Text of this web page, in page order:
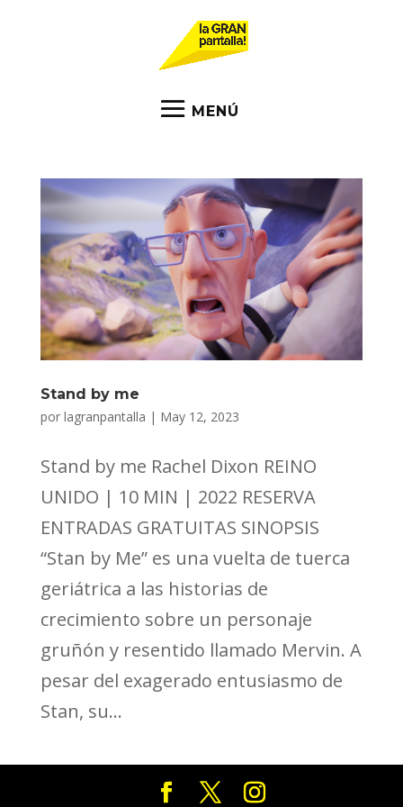
Stand by me
por lagranpantalla | May 12, 2023
Stand by me Rachel Dixon REINO
UNIDO | 10 MIN | 2022 RESERVA
ENTRADAS GRATUITAS SINOPSIS
“Stan by Me” es una vuelta de tuerca
geriátrica a las historias de
crecimiento sobre un personaje
gruñón y resentido llamado Mervin. A
pesar del exagerado entusiasmo de
Stan, su...